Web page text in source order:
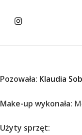
Pozowała: Klaudia
Make-up wykonała:
Użyty sprzęt: